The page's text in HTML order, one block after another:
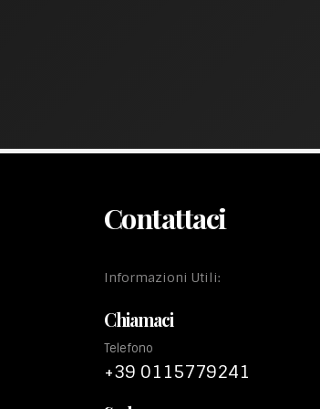
Contattaci
Informazioni Utili:
Chiamaci
Telefono
+39 0115779241